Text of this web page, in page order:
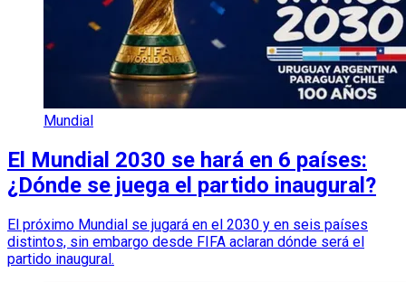
Mundial
El Mundial 2030 se hará en 6 países:
¿Dónde se juega el partido inaugural?
El próximo Mundial se jugará en el 2030 y en seis países
distintos, sin embargo desde FIFA aclaran dónde será el
partido inaugural.